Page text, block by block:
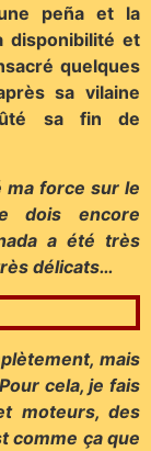
peña et la
disponibilité et
quelques
sa vilaine
sa fin de
ma force sur le
dois encore
a été très
délicats…
mais
cela, je fais
moteurs, des
comme ça que